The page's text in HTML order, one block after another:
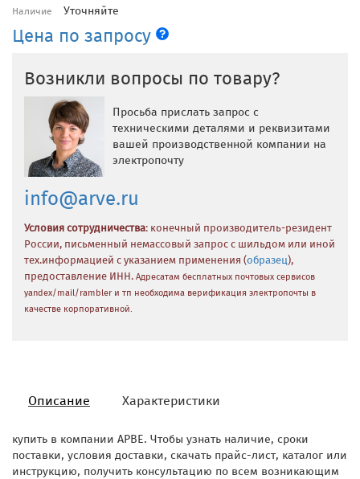
Наличие Уточняйте
Цена по запросу
Возникли вопросы по товару?
Просьба прислать запрос с
техническими деталями и реквизитами
вашей производственной компании на
электропочту
info@arve.ru
Условия сотрудничества: конечный производитель-резидент
России, письменный немассовый запрос с шильдом или иной
тех.информацией с указанием применения (образец),
предоставление ИНН. Адресатам бесплатных почтовых сервисов
yandex/mail/rambler и тп необходима верификация электропочты в
качестве корпоративной.
Описание Характеристики
купить в компании АРВЕ. Чтобы узнать наличие, сроки
поставки, условия доставки, скачать прайс-лист, каталог или
инструкцию, получить консультацию по всем возникающим